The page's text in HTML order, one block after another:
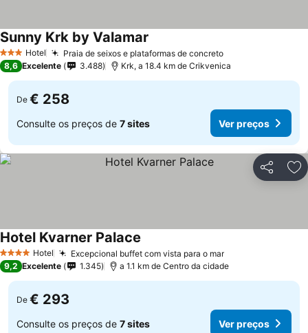
3 EstrelasHotel Praia de seixos e plataformas de concreto
Sunny Krk by Valamar
8,6 Excelente 3.488 Krk, a 18.4 km de Crikvenica
De € 258
Consulte os preços de 7 sites Ver preços
Partilhar
4 EstrelasHotel Excepcional buffet com vista para o mar
Hotel Kvarner Palace
9,2 Excelente 1.345 a 1.1 km de Centro da cidade
De € 293
Consulte os preços de 7 sites Ver preços